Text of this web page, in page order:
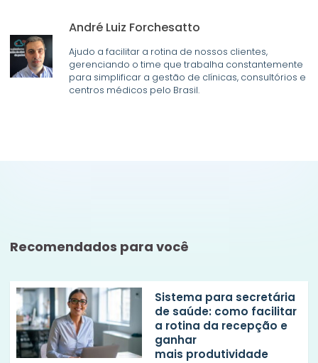
André Luiz Forchesatto
Ajudo a facilitar a rotina de nossos clientes,
gerenciando o time que trabalha constantemente
para simplificar a gestão de clínicas, consultórios e
centros médicos pelo Brasil.
Recomendados para você
Sistema para secretária
de saúde: como facilitar
a rotina da recepção e
ganhar
mais produtividade